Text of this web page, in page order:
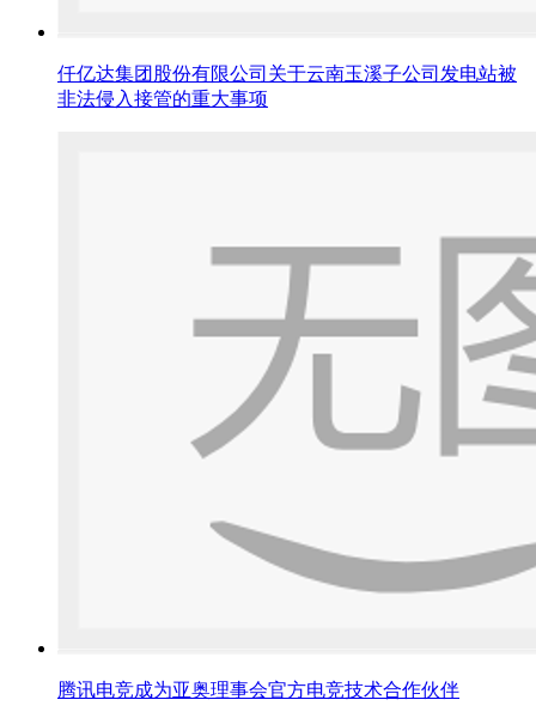
仟亿达集团股份有限公司关于云南玉溪子公司发电站被
非法侵入接管的重大事项
腾讯电竞成为亚奥理事会官方电竞技术合作伙伴